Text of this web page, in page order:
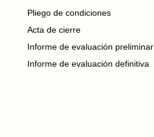
Pliego de condiciones
Acta de cierre
Informe de evaluación preliminar
Informe de evaluación definitiva